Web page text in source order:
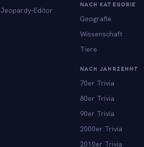
Jeopardy-Editor
NACH KATEGORIE
Geografie
Wissenschaft
Tiere
NACH JAHRZEHNT
70er Trivia
80er Trivia
90er Trivia
2000er Trivia
2010er Trivia